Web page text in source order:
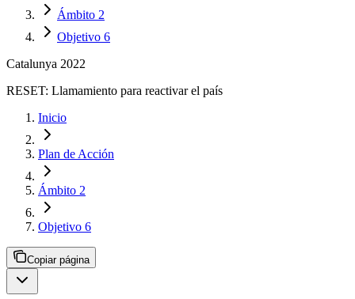
Ámbito 2
Objetivo 6
Catalunya 2022
RESET: Llamamiento para reactivar el país
Inicio
Plan de Acción
Ámbito 2
Objetivo 6
Copiar página